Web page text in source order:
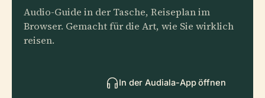
Audio-Guide in der Tasche, Reiseplan im
Browser. Gemacht für die Art, wie Sie wirklich
reisen.
In der Audiala-App öffnen